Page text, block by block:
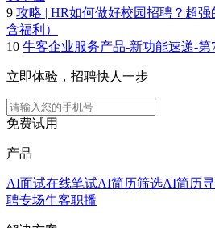
9 攻略 | HR如何做好校园招聘？超
含福利）
10 牛客企业服务产品-新功能速递-第
立即体验，招聘快人一步
免费试用
产品
AI面试在线笔试AI简历筛选AI简历
聘专场牛客职播